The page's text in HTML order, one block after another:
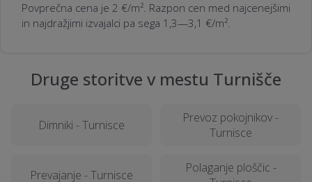
Povprečna cena je 2 €/m². Razpon cen med najcenejšimi
in najdražjimi izvajalci pa sega 1,3—3,1 €/m².
Druge storitve v mestu Turnišče
Dimniki - Turnisce
Prevoz pokojnikov -
Turnisce
Prevajanje - Turnisce
Polaganje ploščic -